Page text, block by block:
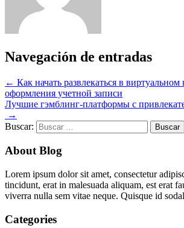
Navegación de entradas
← Как начать развлекаться в виртуальном
оформления учетной записи
Лучшие гэмблинг-платформы с
→
Buscar:
About Blog
Lorem ipsum dolor sit amet, consectetur
tincidunt, erat in malesuada aliquam, est erat
viverra nulla sem vitae neque. Quisque id
Categories